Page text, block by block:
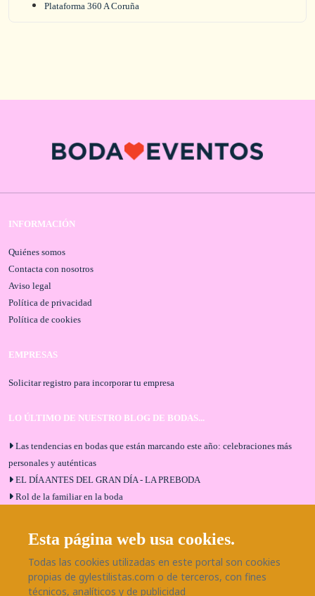
Plataforma 360 A Coruña
INFORMACIÓN
Quiénes somos
Contacta con nosotros
Aviso legal
Política de privacidad
Política de cookies
EMPRESAS
Solicitar registro para incorporar tu empresa
LO ÚLTIMO DE NUESTRO BLOG DE BODAS...
Las tendencias en bodas que están marcando este año: celebraciones más
personales y auténticas
EL DÍA ANTES DEL GRAN DÍA - LA PREBODA
Rol de la familiar en la boda
Bodas en Alhaurín de la Torre: entrevista exclusiva con Bodaeventos
Málaga
¿Cómo será tu boda?
Blog de bodas
Esta página web usa cookies.
Todas las cookies utilizadas en este portal son cookies
propias de gylestilistas.com o de terceros, con fines
técnicos, analíticos y de publicidad